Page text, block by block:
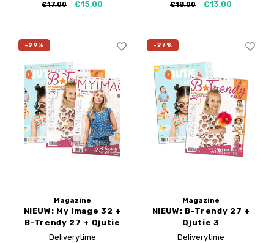
€17,00 €15,00 €18,00 €13,00
-29%
Magazine
NIEUW: My Image 32 +
B-Trendy 27 + Qjutie
3
Deliverytime
-27%
Magazine
NIEUW: B-Trendy 27 +
Qjutie 3
Deliverytime